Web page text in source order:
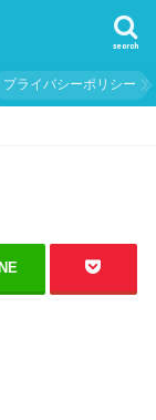
search
プライバシーポリシー